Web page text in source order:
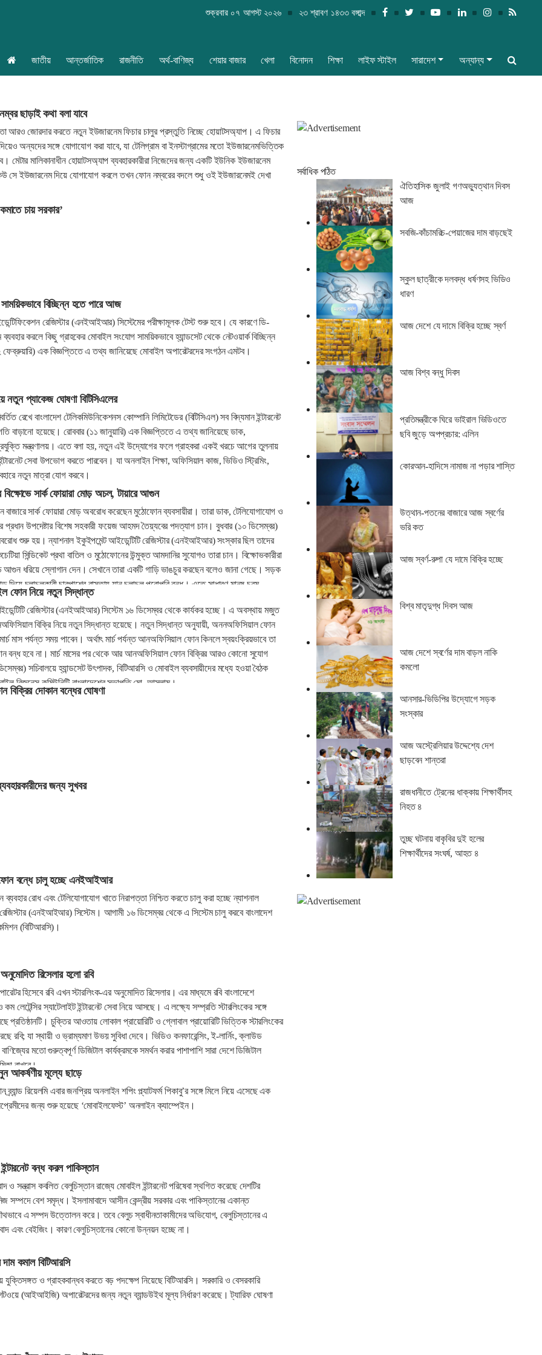
শুক্রবার ০৭ আগস্ট ২০২৬ ২৩ শ্রাবণ ১৪৩৩ বঙ্গাব্দ
জাতীয় আন্তর্জাতিক রাজনীতি অর্থ-বাণিজ্য শেয়ার বাজার খেলা বিনোদন শিক্ষা লাইফ স্টাইল সারাদেশ অন্যান্য
ছাড়াই কথা বলা যাবে
আরও জোরদার করতে নতুন ইউজারনেম ফিচার চালুর প্রস্তুতি নিচ্ছে হোয়াটসঅ্যাপ। এ ফিচার
অন্যদের সঙ্গে যোগাযোগ করা যাবে, যা টেলিগ্রাম বা ইনস্টাগ্রামের মতো ইউজারনেমভিত্তিক
মেটার মালিকানাধীন হোয়াটসঅ্যাপ ব্যবহারকারীরা নিজেদের জন্য একটি ইউনিক ইউজারনেম
সে ইউজারনেম দিয়ে যোগাযোগ করলে তখন ফোন নম্বরের বদলে শুধু ওই ইউজারনেমই দেখা
চায় সরকার’
বিচ্ছিন্ন হতে পারে আজ
রেজিস্টার (এনইআইআর) সিস্টেমের পরীক্ষামূলক টেস্ট শুরু হবে। যে কারণে ডি-
করলে কিছু গ্রাহকের মোবাইল সংযোগ সাময়িকভাবে হ্যান্ডসেট থেকে নেটওয়ার্ক বিচ্ছিন্ন
এক বিজ্ঞপ্তিতে এ তথ্য জানিয়েছে মোবাইল অপারেটরদের সংগঠন এমটব।
নতুন প্যাকেজ ঘোষণা বিটিসিএলের
রেখে বাংলাদেশ টেলিকমিউনিকেশনস কোম্পানি লিমিটেডের (বিটিসিএল) সব বিদ্যমান ইন্টারনেট
বাড়ানো হয়েছে। রোববার (১১ জানুয়ারি) এক বিজ্ঞপ্তিতে এ তথ্য জানিয়েছে ডাক,
মন্ত্রণালয়। এতে বলা হয়, নতুন এই উদ্যোগের ফলে গ্রাহকরা একই খরচে আগের তুলনায়
সেবা উপভোগ করতে পারবেন। যা অনলাইন শিক্ষা, অফিসিয়াল কাজ, ভিডিও স্ট্রিমিং,
নতুন মাত্রা যোগ করবে।
বিক্ষোভে সার্ক ফোয়ারা মোড় অচল, টায়ারে আগুন
বাজারে সার্ক ফোয়ারা মোড় অবরোধ করেছেন মুঠোফোন ব্যবসায়ীরা। তারা ডাক, টেলিযোগাযোগ ও
প্রধান উপদেষ্টার বিশেষ সহকারী ফয়েজ আহমদ তৈয়্যবের পদত্যাগ চান। বুধবার (১০ ডিসেম্বর)
শুরু হয়। ন্যাশনাল ইকুইপমেন্ট আইডেন্টিটি রেজিস্টার (এনইআইআর) সংস্কার ছিল তাদের
সিন্ডিকেট প্রথা বাতিল ও মুঠোফোনের উন্মুক্ত আমদানির সুযোগও তারা চান। বিক্ষোভকারীরা
আগুন ধরিয়ে স্লোগান দেন। সেখানে তারা একটি গাড়ি ভাঙচুর করছেন বলেও জানা গেছে। সড়ক
চলাচলকারী চারপাশের রাস্তায় যান চলাচল পুরোপুরি বন্ধ। এতে সাধারণ মানুষ চরম
তেজগাঁও অঞ্চলের সহকারী কমিশনার (এসি) মোহাম্মদ আক্কাছ আলী এ তথ্য নিশ্চিত
ব্যবসায়ীরা সার্ক ফোয়ারা মোড়ে অবরোধ করার কারণে যান চলাচল পুরোপুরি বন্ধ হয়ে
ফোন নিয়ে নতুন সিদ্ধান্ত
রেজিস্টার (এনইআইআর) সিস্টেম ১৬ ডিসেম্বর থেকে কার্যকর হচ্ছে। এ অবস্থায় মজুত
বিক্রি নিয়ে নতুন সিদ্ধান্ত হয়েছে। নতুন সিদ্ধান্ত অনুযায়ী, অননঅফিসিয়াল ফোন
মাস পর্যন্ত সময় পাবেন। অর্থাৎ মার্চ পর্যন্ত আনঅফিসিয়াল ফোন কিনলে স্বয়ংক্রিয়ভাবে তা
বন্ধ হবে না। মার্চ মাসের পর থেকে আর আনঅফিসিয়াল ফোন বিক্রির আরও কোনো সুযোগ
সচিবালয়ে হ্যান্ডসেট উৎপাদক, বিটিআরসি ও মোবাইল ব্যবসায়ীদের মধ্যে হওয়া বৈঠক
বিজনেস কমিউনিটি বাংলাদেশের সভাপতি মো. আসলাম।
বিক্রির দোকান বন্ধের ঘোষণা
জন্য সুখবর
বন্ধে চালু হচ্ছে এনইআইআর
রোধ এবং টেলিযোগাযোগ খাতে নিরাপত্তা নিশ্চিত করতে চালু করা হচ্ছে ন্যাশনাল
(এনইআইআর) সিস্টেম। আগামী ১৬ ডিসেম্বর থেকে এ সিস্টেম চালু করবে বাংলাদেশ
(বিটিআরসি)।
অনুমোদিত রিসেলার হলো রবি
হিসেবে রবি এখন স্টারলিংক-এর অনুমোদিত রিসেলার। এর মাধ্যমে রবি বাংলাদেশে
লেটেন্সির স্যাটেলাইট ইন্টারনেট সেবা নিয়ে আসছে। এ লক্ষ্যে সম্প্রতি স্টারলিংকের সঙ্গে
প্রতিষ্ঠানটি। চুক্তির আওতায় লোকাল প্রায়োরিটি ও গ্লোবাল প্রায়োরিটি ভিত্তিক স্টারলিংকের
রবি; যা স্থায়ী ও ভ্রাম্যমাণ উভয় সুবিধা দেবে। ভিডিও কনফারেন্সিং, ই-লার্নিং, ক্লাউড
মতো গুরুত্বপূর্ণ ডিজিটাল কার্যক্রমকে সমর্থন করার পাশাপাশি সারা দেশে ডিজিটাল
রাখবে।
আকর্ষণীয় মূল্যে ছাড়ে
ব্র্যান্ড রিয়েলমি এবার জনপ্রিয় অনলাইন শপিং প্ল্যাটফর্ম পিকাবু’র সঙ্গে মিলে নিয়ে এসেছে এক
জন্য শুরু হয়েছে ‘মোবাইলফেস্ট’ অনলাইন ক্যাম্পেইন।
বন্ধ করল পাকিস্তান
ও সন্ত্রাস কবলিত বেলুচিস্তান রাজ্যে মোবাইল ইন্টারনেট পরিষেবা স্থগিত করেছে দেশটির
সম্পদে বেশ সমৃদ্ধ। ইসলামাবাদে আসীন কেন্দ্রীয় সরকার এবং পাকিস্তানের একান্ত
এ সম্পদ উত্তোলন করে। তবে বেলুচ স্বাধীনতাকামীদের অভিযোগ, বেলুচিস্তানের এ
এবং বেইজিং। কারণ বেলুচিস্তানের কোনো উন্নয়ন হচ্ছে না।
দাম কমাল বিটিআরসি
যুক্তিসঙ্গত ও গ্রাহকবান্ধব করতে বড় পদক্ষেপ নিয়েছে বিটিআরসি। সরকারি ও বেসরকারি
(আইআইজি) অপারেটরদের জন্য নতুন ব্যান্ডউইথ মূল্য নির্ধারণ করেছে। ট্যারিফ ঘোষণা
সর্বাধিক পঠিত
ঐতিহাসিক জুলাই গণঅভ্যুত্থান দিবস
আজ
সবজি-কাঁচামরিচ-পেয়াজের দাম বাড়ছেই
স্কুল ছাত্রীকে দলবদ্ধ ধর্ষণসহ ভিডিও
ধারণ
আজ দেশে যে দামে বিক্রি হচ্ছে স্বর্ণ
আজ বিশ্ব বন্ধু দিবস
প্রতিমন্ত্রীকে ঘিরে ভাইরাল ভিডিওতে
ছবি জুড়ে অপপ্রচার: এলিন
কোরআন-হাদিসে নামাজ না পড়ার শাস্তি
উত্থান-পতনের বাজারে আজ স্বর্ণের
ভরি কত
আজ স্বর্ণ-রুপা যে দামে বিক্রি হচ্ছে
বিশ্ব মাতৃদুগ্ধ দিবস আজ
আজ দেশে স্বর্ণের দাম বাড়ল নাকি
কমলো
আনসার-ভিডিপির উদ্যোগে সড়ক
সংস্কার
আজ অস্ট্রেলিয়ার উদ্দেশ্যে দেশ
ছাড়বেন শান্তরা
রাজধানীতে ট্রেনের ধাক্কায় শিক্ষার্থীসহ
নিহত ৪
তুচ্ছ ঘটনায় বাকৃবির দুই হলের
শিক্ষার্থীদের সংঘর্ষ, আহত ৪